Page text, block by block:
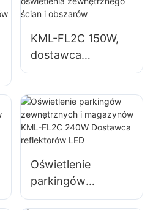
billboardów i
reklamowych
KML-FL2C 150W,
dostawca
reflektorów LED do
zewnętrznego
ścian i obszarów
Oświetlenie
parkingów
zewnętrznych i